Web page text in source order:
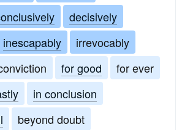
decisively
inescapably
irrevocably
for good
for ever
in conclusion
beyond doubt